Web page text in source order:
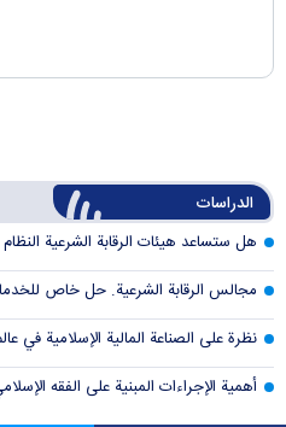
الدراسات
هل ستساعد هيئات الرقابة الشرعية
مجالس الرقابة الشرعية. حل خاص
نظرة على الصناعة المالية الإسلامية في
أهمية الإجراءات المبنية على الفقه